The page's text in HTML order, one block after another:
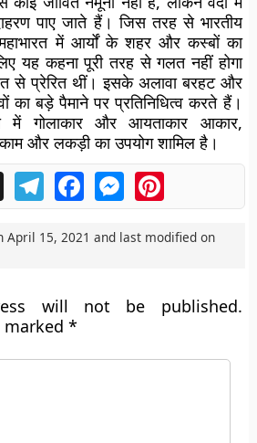
पाए जाते हैं। जिस तरह से भारतीय
महाभारत में आर्यों के शहर और कस्बों का
यह कहना पूरी तरह से गलत नहीं होगा
से प्रेरित थीं। इसके अलावा बरहट और
का बड़े पैमाने पर प्रतिनिधित्व करते हैं।
में गोलाकार और आयताकार आकार,
और लकड़ी का उपयोग शामिल है।
X TelegramFacebookMessengerPinterest
April 15, 2021 and last modified on
will not be published.
marked*